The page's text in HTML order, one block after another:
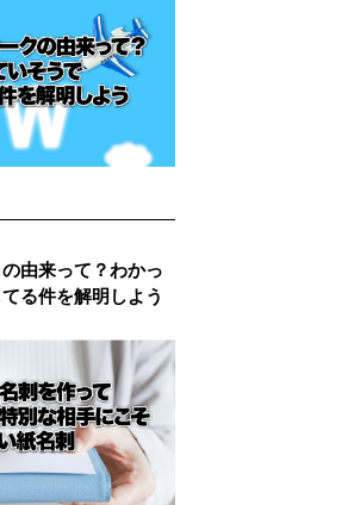
由来って？わかっ
る件を解明しよう